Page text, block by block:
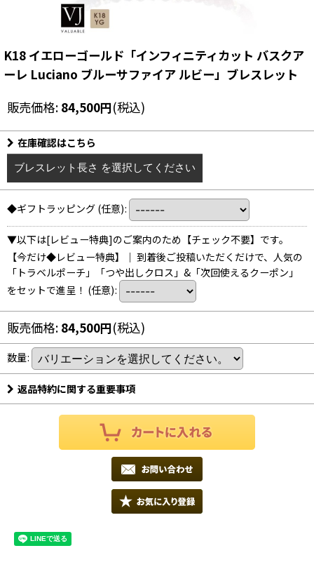
K18 イエローゴールド「インフィニティカット バスクア
ーレ Luciano ブルーサファイア ルビー」ブレスレット
販売価格: 84,500円(税込)
在庫確認はこちら
ブレスレット長さ を選択してください
◆ギフトラッピング (任意):
▼以下は[レビュー特典]のご案内のため【チェック不要】です。
【今だけ◆レビュー特典】｜ 到着後ご投稿いただくだけで、人気の
「トラベルポーチ」「つや出しクロス」&「次回使えるクーポン」
をセットで進呈！ (任意):
販売価格: 84,500円(税込)
数量:
返品特約に関する重要事項